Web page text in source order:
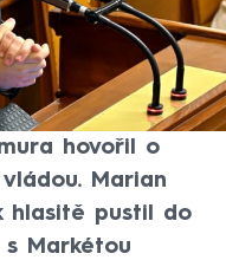
sněmovně
že
hovořil o
Marian
hlasitě pustil do
Markétou